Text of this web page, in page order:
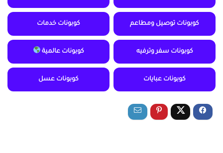
كوبونات توصيل ومطاعم كوبونات خدمات
كوبونات سفر وترفيه كوبونات عالمية
كوبونات عبايات كوبونات عسل